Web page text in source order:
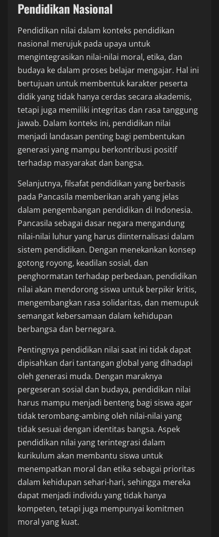
Pendidikan Nasional
Pendidikan nilai dalam konteks pendidikan
nasional merujuk pada upaya untuk
mengintegrasikan nilai-nilai moral, etika, dan
budaya ke dalam proses belajar mengajar. Hal ini
bertujuan untuk membentuk karakter peserta
didik yang tidak hanya cerdas secara akademis,
tetapi juga memiliki integritas dan rasa tanggung
jawab. Dalam konteks ini, pendidikan nilai
menjadi landasan penting bagi pembentukan
generasi yang mampu berkontribusi positif
terhadap masyarakat dan bangsa.
Selanjutnya, filsafat pendidikan yang berbasis
pada Pancasila memberikan arah yang jelas
dalam pengembangan pendidikan di Indonesia.
Pancasila sebagai dasar negara mengandung
nilai-nilai luhur yang harus diinternalisasi dalam
sistem pendidikan. Dengan menekankan konsep
gotong royong, keadilan sosial, dan
penghormatan terhadap perbedaan, pendidikan
nilai akan mendorong siswa untuk berpikir kritis,
mengembangkan rasa solidaritas, dan memupuk
semangat kebersamaan dalam kehidupan
berbangsa dan bernegara.
Pentingnya pendidikan nilai saat ini tidak dapat
dipisahkan dari tantangan global yang dihadapi
oleh generasi muda. Dengan maraknya
pergeseran sosial dan budaya, pendidikan nilai
harus mampu menjadi benteng bagi siswa agar
tidak terombang-ambing oleh nilai-nilai yang
tidak sesuai dengan identitas bangsa. Aspek
pendidikan nilai yang terintegrasi dalam
kurikulum akan membantu siswa untuk
menempatkan moral dan etika sebagai prioritas
dalam kehidupan sehari-hari, sehingga mereka
dapat menjadi individu yang tidak hanya
kompeten, tetapi juga mempunyai komitmen
moral yang kuat.